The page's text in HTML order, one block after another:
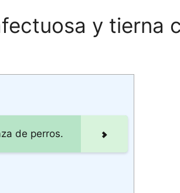
y tierna
de perros.